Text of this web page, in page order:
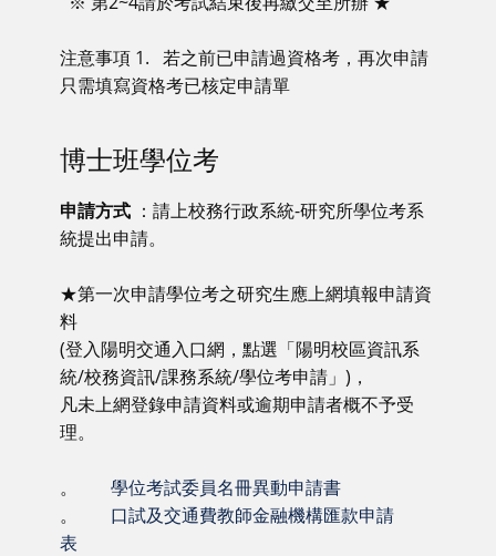
注意事項 1. 若之前已申請過資格考，再次申請
只需填寫資格考已核定申請單
博士班學位考
申請方式 ：請上校務行政系統-研究所學位考系
統提出申請。
★第一次申請學位考之研究生應上網填報申請資
料
(登入陽明交通入口網，點選「陽明校區資訊系
統/校務資訊/課務系統/學位考申請」)，
凡未上網登錄申請資料或逾期申請者概不予受
理。
。
學位考試委員名冊異動申請書
。
口試及交通費教師金融機構匯款申請
表